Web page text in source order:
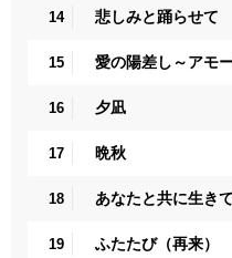
14 悲しみと踊らせて
15 愛の陽差し～アモ
16 夕凪
17 晩秋
18 あなたと共に生き
19 ふたたび（再来）